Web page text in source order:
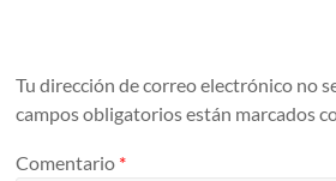
Tu dirección de correo electrónico no
campos obligatorios están marcados
Comentario *